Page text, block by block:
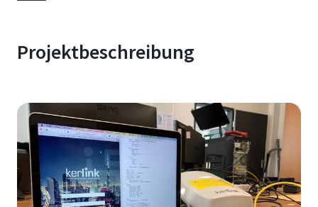
Projektbeschreibung